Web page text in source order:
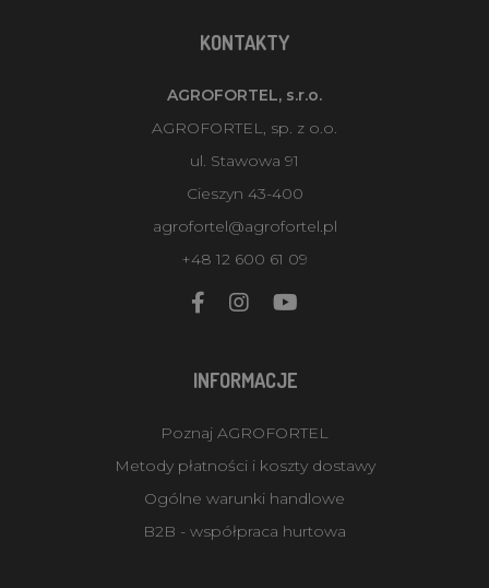
KONTAKTY
AGROFORTEL, s.r.o.
AGROFORTEL, sp. z o.o.
ul. Stawowa 91
Cieszyn 43-400
agrofortel@agrofortel.pl
+48 12 600 61 09
INFORMACJE
Poznaj AGROFORTEL
Metody płatności i koszty dostawy
Ogólne warunki handlowe
B2B - współpraca hurtowa